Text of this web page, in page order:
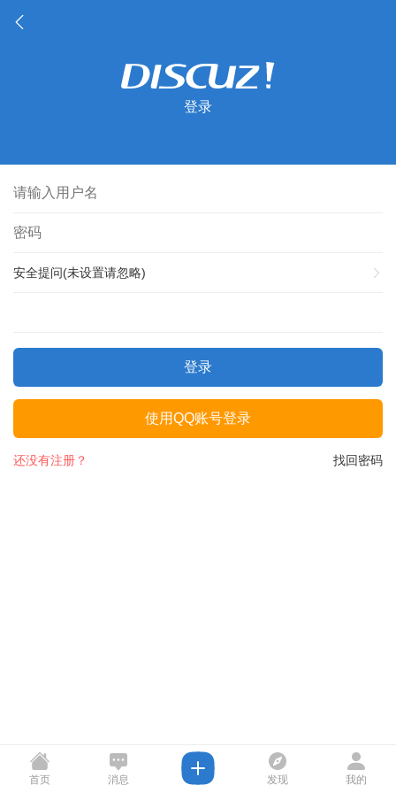
登录
安全提问(未设置请忽略)
登录
使用QQ账号登录
找回密码
还没有注册？
首页 消息 发现 我的